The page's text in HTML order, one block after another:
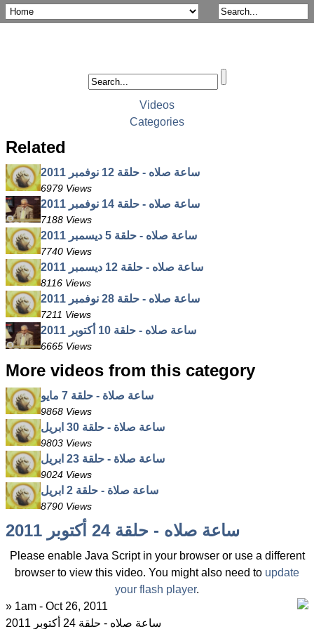
Videos
Categories
Related
ساعة صلاه - حلقة 12 نوفمبر 2011
6979 Views
ساعة صلاه - حلقة 14 نوفمبر 2011
7188 Views
ساعة صلاه - حلقة 5 ديسمبر 2011
7740 Views
ساعة صلاه - حلقة 12 ديسمبر 2011
8116 Views
ساعة صلاه - حلقة 28 نوفمبر 2011
7211 Views
ساعة صلاه - حلقة 10 أكتوبر 2011
6665 Views
More videos from this category
ساعة صلاة - حلقة 7 مايو
9868 Views
ساعة صلاة - حلقة 30 ابريل
9803 Views
ساعة صلاة - حلقة 23 ابريل
9024 Views
ساعة صلاة - حلقة 2 ابريل
8790 Views
ساعة صلاه - حلقة 24 أكتوبر 2011
Please enable Java Script in your browser or use a different
browser to view this video. You might also need to update
your flash player.
» 1am - Oct 26, 2011
ساعة صلاه - حلقة 24 أكتوبر 2011